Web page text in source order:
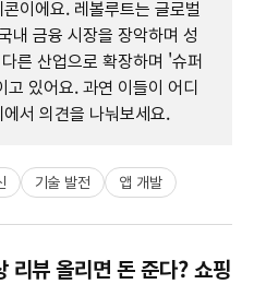
이에요. 레볼루트는 글로벌
내 금융 시장을 장악하며 성
른 산업으로 확장하며 '슈퍼
있어요. 과연 이들이 어디
서 의견을 나눠보세요.
기술 발전 앱 개발
리뷰 올리면 돈 준다? 쇼핑